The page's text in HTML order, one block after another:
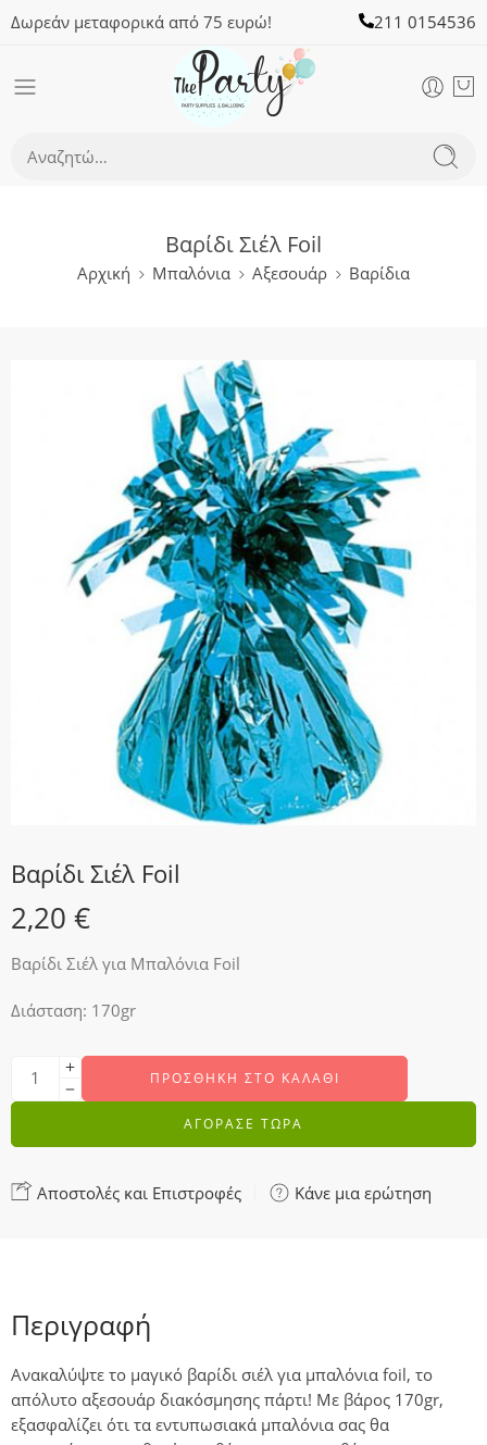
Δωρεάν μεταφορικά από 75 ευρώ! 211 0154536
Βαρίδι Σιέλ Foil
Αρχική Μπαλόνια Αξεσουάρ Βαρίδια
Βαρίδι Σιέλ Foil
2,20 €
Βαρίδι Σιέλ για Μπαλόνια Foil
Διάσταση: 170gr
ΠΡΟΣΘΉΚΗ ΣΤΟ ΚΑΛΆΘΙ
ΑΓΟΡΑΣΕ ΤΩΡΑ
Αποστολές και Επιστροφές Κάνε μια ερώτηση
Περιγραφή
Ανακαλύψτε το μαγικό βαρίδι σιέλ για μπαλόνια foil, το
απόλυτο αξεσουάρ διακόσμησης πάρτι! Με βάρος 170gr,
εξασφαλίζει ότι τα εντυπωσιακά μπαλόνια σας θα